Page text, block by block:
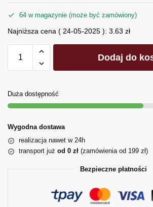
64 w magazynie (może być zamówiony)
Najniższa cena ( 24-05-2025 ): 3.63 zł
Dodaj do
Duża dostępność
Wygodna dostawa
realizacja nawet w 24h
transport już od 0 zł (zamówienia od 199 zł)
Bezpieczne płatności